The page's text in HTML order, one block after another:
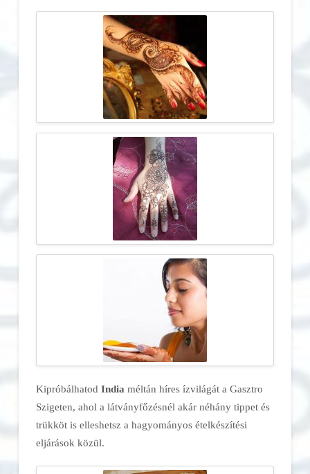
Kipróbálhatod India méltán híres ízvilágát a Gasztro
Szigeten, ahol a látványfőzésnél akár néhány tippet és
trükköt is elleshetsz a hagyományos ételkészítési
eljárások közül.